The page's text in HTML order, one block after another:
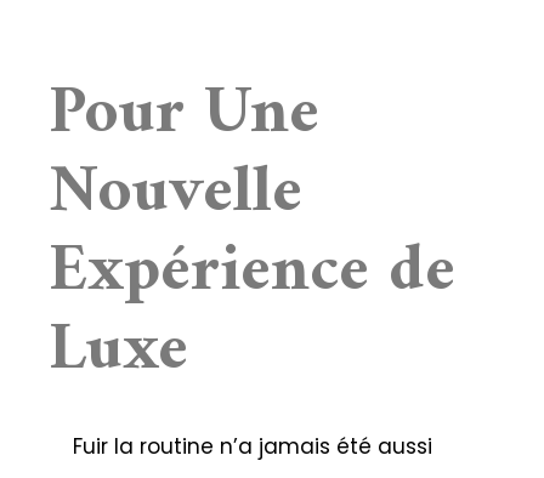
Pour Une
Nouvelle
Expérience de
Luxe
Fuir la routine n’a jamais été aussi